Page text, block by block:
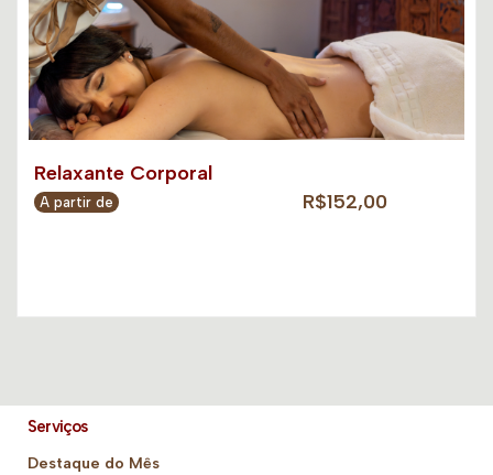
Relaxante Corporal
A partir de R$152,00
Serviços
Destaque do Mês